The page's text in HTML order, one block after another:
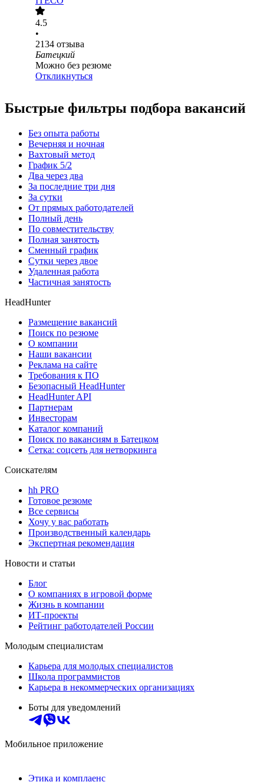
4.5
•
2134 отзыва
Батецкий
Можно без резюме
Откликнуться
Быстрые фильтры подбора вакансий
Без опыта работы
Вечерняя и ночная
Вахтовый метод
График 5/2
Два через два
За последние три дня
За сутки
От прямых работодателей
Полный день
По совместительству
Полная занятость
Сменный график
Сутки через двое
Удаленная работа
Частичная занятость
HeadHunter
Размещение вакансий
Поиск по резюме
О компании
Наши вакансии
Реклама на сайте
Требования к ПО
Безопасный HeadHunter
HeadHunter API
Партнерам
Инвесторам
Каталог компаний
Поиск по вакансиям в Батецком
Сетка: соцсеть для нетворкинга
Соискателям
hh PRO
Готовое резюме
Все сервисы
Хочу у вас работать
Производственный календарь
Экспертная рекомендация
Новости и статьи
Блог
О компаниях в игровой форме
Жизнь в компании
ИТ-проекты
Рейтинг работодателей России
Молодым специалистам
Карьера для молодых специалистов
Школа программистов
Карьера в некоммерческих организациях
Боты для уведомлений
Мобильное приложение
Этика и комплаенс